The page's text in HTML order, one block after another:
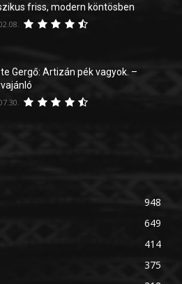
friss, modern köntösben
Gergő: Artizán pék vagyok. –
948
649
414
375